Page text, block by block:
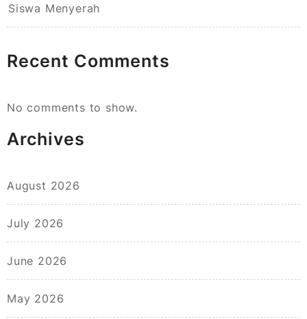
Siswa Menyerah
Recent Comments
No comments to show.
Archives
August 2026
July 2026
June 2026
May 2026